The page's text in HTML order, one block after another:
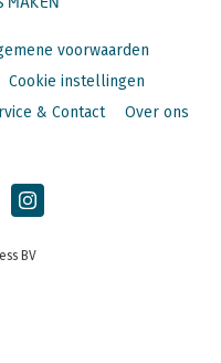
voorwaarden
Cookie instellingen
& Contact Over ons
BV